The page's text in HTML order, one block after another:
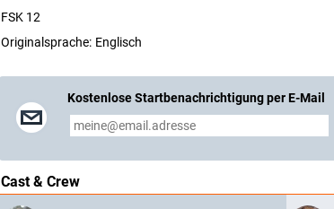
FSK 12
Originalsprache: Englisch
Kostenlose Startbenachrichtigung per E-Mail
Cast & Crew